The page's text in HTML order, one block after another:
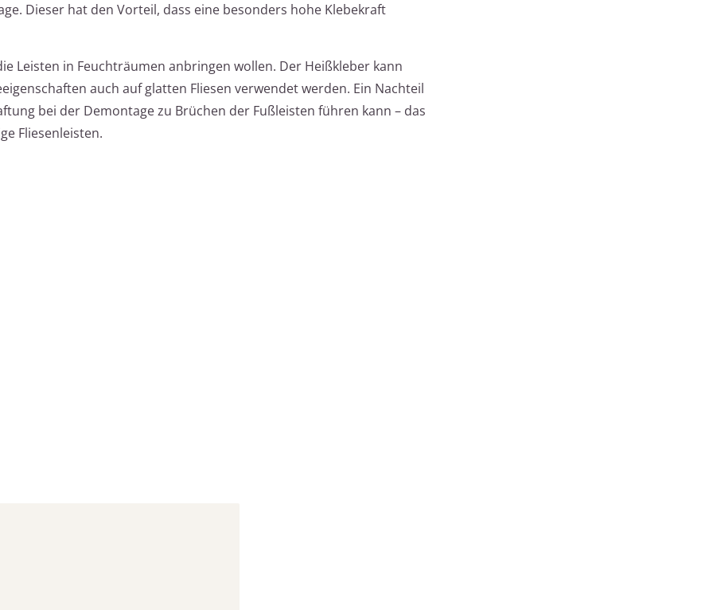
Dieser hat den Vorteil, dass eine besonders hohe Klebekraft
Leisten in Feuchträumen anbringen wollen. Der Heißkleber kann
auch auf glatten Fliesen verwendet werden. Ein Nachteil
bei der Demontage zu Brüchen der Fußleisten führen kann – das
Fliesenleisten.